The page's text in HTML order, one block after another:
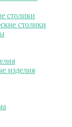
столики
столики
изделия